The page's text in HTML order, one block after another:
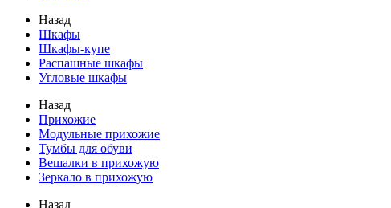
Назад
Шкафы
Шкафы-купе
Распашные шкафы
Угловые шкафы
Назад
Прихожие
Модульные прихожие
Тумбы для обуви
Вешалки в прихожую
Зеркало в прихожую
Назад